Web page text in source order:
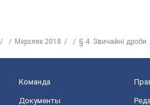
Мерзляк 2018 § 4. Звичайні дроби
Команда
Документы